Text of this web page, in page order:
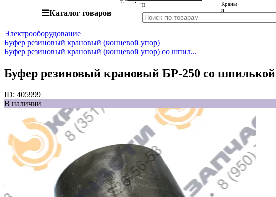
☰Каталог товаров
Электрооборудование
Буфер резиновый крановый (концевой упор)
Буфер резиновый крановый (концевой упор) со шпил...
Буфер резиновый крановый БР-250 со шпилькой
ID: 405999
В наличии